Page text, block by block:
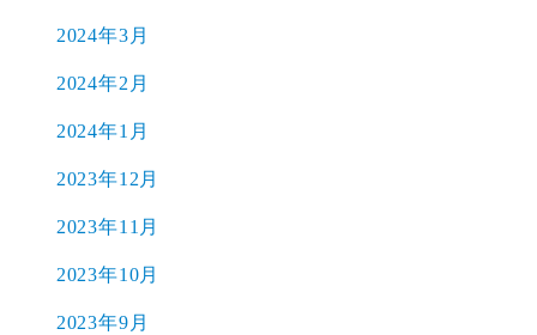
2024年3月
2024年2月
2024年1月
2023年12月
2023年11月
2023年10月
2023年9月